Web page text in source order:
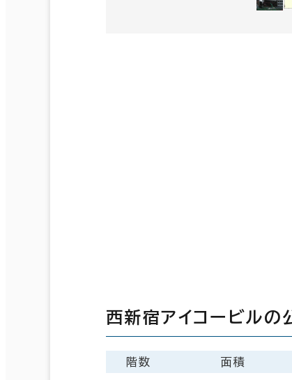
西新宿アイコービルの
階数 面積